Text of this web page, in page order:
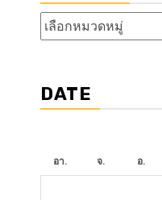
หัวข้อ
ข่าว
DATE
อา. จ. อ.